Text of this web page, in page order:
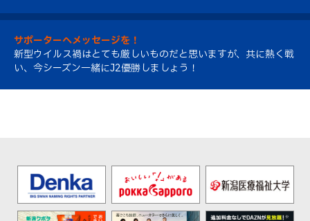
サポーターへメッセージを！
新型ウイルス禍はとても厳しいものだと思いますが、共に熱く戦
い、今シーズン一緒にJ2優勝しましょう！